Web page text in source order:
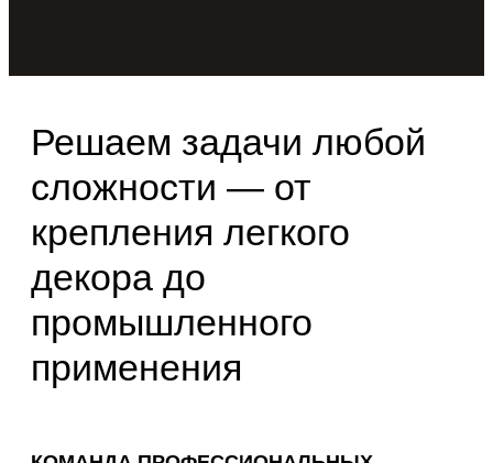
Решаем задачи любой
сложности — от
крепления легкого
декора до
промышленного
применения